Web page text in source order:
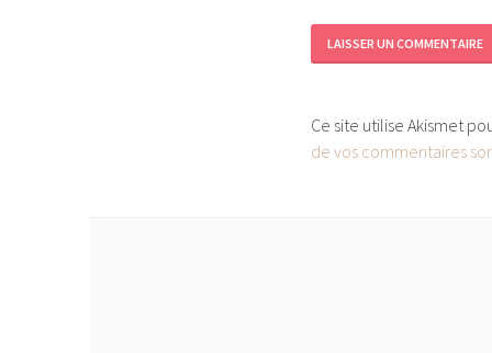
Ce site utilise Akismet
de vos commentaires